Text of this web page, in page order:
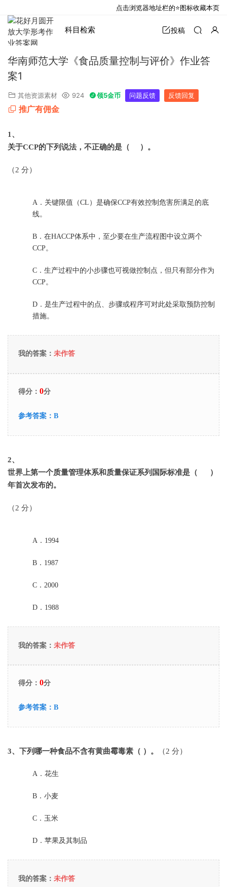
科目检索 投稿
华南师范大学《食品质量控制与评价》作业答
案1
其他资源素材 924 领5金币 问题反馈 反馈回复
推广有佣金
1 、
关于CCP的下列说法，不正确的是（ ）。
（2 分）
A． 关键限值（CL）是确保CCP有效控制危害所满足的底
线。
B． 在HACCP体系中，至少要在生产流程图中设立两个
CCP。
C． 生产过程中的小步骤也可视做控制点，但只有部分作为
CCP。
D． 是生产过程中的点、步骤或程序可对此处采取预防控制
措施。
我的答案： 未作答
得分： 0分
参考答案： B
2、
世界上第一个质量管理体系和质量保证系列国际标准是（ ）
年首次发布的。
（2 分）
A． 1994
B． 1987
C． 2000
D． 1988
我的答案： 未作答
得分： 0分
参考答案： B
3、下列哪一种食品不含有黄曲霉毒素（ ）。 （2 分）
A． 花生
B． 小麦
C． 玉米
D． 苹果及其制品
我的答案： 未作答
点击浏览器地址栏的⭐图标收藏本页